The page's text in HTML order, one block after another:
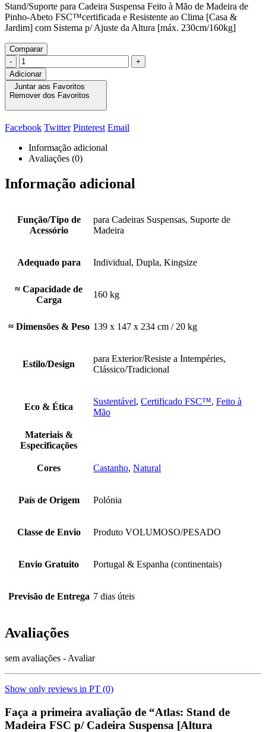
Stand/Suporte para Cadeira Suspensa Feito à Mão de Madeira de
Pinho-Abeto FSC™certificada e Resistente ao Clima [Casa &
Jardim] com Sistema p/ Ajuste da Altura [máx. 230cm/160kg]
Comparar
-
+
Adicionar
Juntar aos Favoritos
Remover dos Favoritos
Facebook Twitter Pinterest Email
Informação adicional
Avaliações (0)
Informação adicional
Função/Tipo de
Acessório
para Cadeiras Suspensas, Suporte de
Madeira
Adequado para Individual, Dupla, Kingsize
≈ Capacidade de
Carga
160 kg
≈ Dimensões & Peso 139 x 147 x 234 cm / 20 kg
Estilo/Design
para Exterior/Resiste a Intempéries,
Clássico/Tradicional
Eco & Ética
Sustentável, Certificado FSC™, Feito à
Mão
Materiais &
Especificações
Cores Castanho, Natural
País de Origem Polónia
Classe de Envio Produto VOLUMOSO/PESADO
Envio Gratuito Portugal & Espanha (continentais)
Previsão de Entrega 7 dias úteis
Avaliações
sem avaliações - Avaliar
Show only reviews in PT (0)
Faça a primeira avaliação de “Atlas: Stand de
Madeira FSC p/ Cadeira Suspensa [Altura